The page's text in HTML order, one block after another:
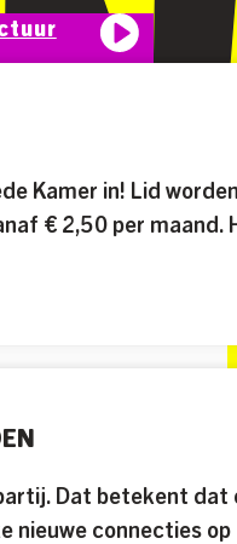
Kamer in! Lid
€ 2,50 per maand.
partij. Dat betekent
nieuwe connecties